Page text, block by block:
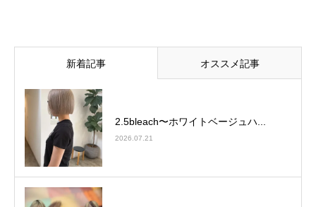
新着記事 オススメ記事
2.5bleach〜ホワイトベージュ⁡ハ...
2026.07.21